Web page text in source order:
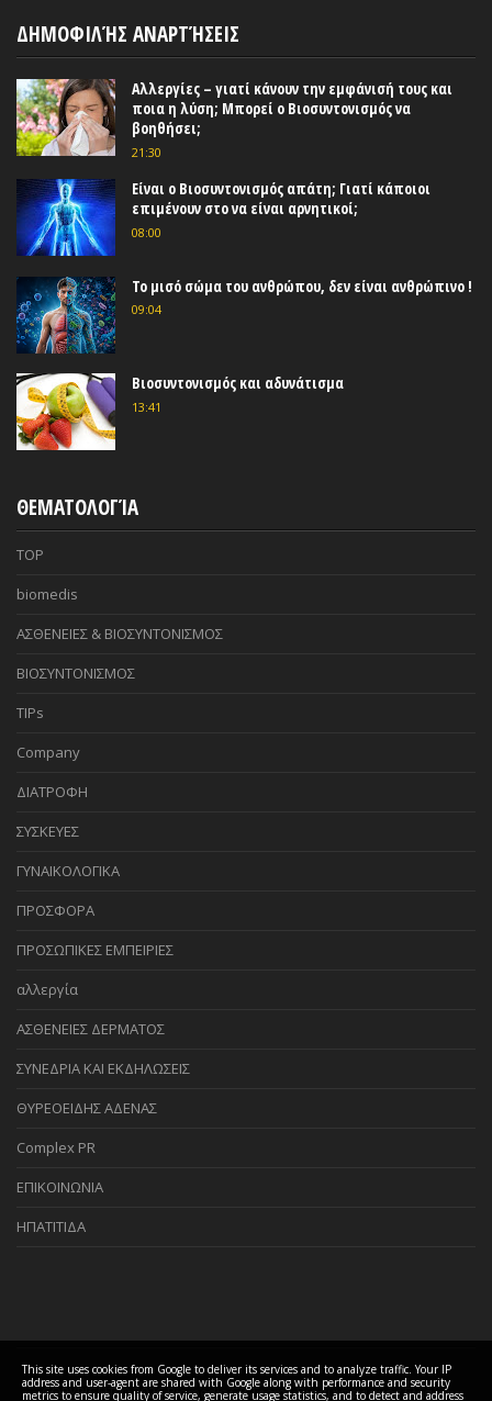
ΔΗΜΟΦΙΛΉΣ ΑΝΑΡΤΉΣΕΙΣ
Αλλεργίες – γιατί κάνουν την εμφάνισή τους και
ποια η λύση; Μπορεί ο Βιοσυντονισμός να
βοηθήσει;
21:30
Είναι ο Βιοσυντονισμός απάτη; Γιατί κάποιοι
επιμένουν στο να είναι αρνητικοί;
08:00
Το μισό σώμα του ανθρώπου, δεν είναι ανθρώπινο !
09:04
Βιοσυντονισμός και αδυνάτισμα
13:41
ΘΕΜΑΤΟΛΟΓΊΑ
TOP
biomedis
ΑΣΘΕΝΕΙΕΣ & ΒΙΟΣΥΝΤΟΝΙΣΜΟΣ
ΒΙΟΣΥΝΤΟΝΙΣΜΟΣ
TIPs
Company
ΔΙΑΤΡΟΦΗ
ΣΥΣΚΕΥΕΣ
ΓΥΝΑΙΚΟΛΟΓΙΚΑ
ΠΡΟΣΦΟΡΑ
ΠΡΟΣΩΠΙΚΕΣ ΕΜΠΕΙΡΙΕΣ
αλλεργία
ΑΣΘΕΝΕΙΕΣ ΔΕΡΜΑΤΟΣ
ΣΥΝΕΔΡΙΑ ΚΑΙ ΕΚΔΗΛΩΣΕΙΣ
ΘΥΡΕΟΕΙΔΗΣ ΑΔΕΝΑΣ
Complex PR
ΕΠΙΚΟΙΝΩΝΙΑ
ΗΠΑΤΙΤΙΔΑ
COPYRIGHT ©2026 Biomedis GR Team - Βιοσυντονισμός Ελλάδα
This site uses cookies from Google to deliver its services and to analyze traffic. Your IP
address and user-agent are shared with Google along with performance and security
metrics to ensure quality of service, generate usage statistics, and to detect and address